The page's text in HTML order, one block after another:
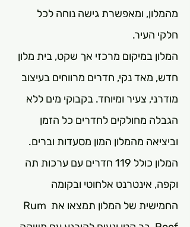
מהמלון, ומאפשרת גישה נוחה לכל
חלקי העיר.
המלון במיקום מרכזי אך שקט, בית מלון
חדש, מאד נקי, חדרים מרווחים בעיצוב
מודרני, צעיר ומיוחד. בקבוקי מים ללא
הגבלה מחולקים לחדרים כל הזמן
וביציאה מהמלון המון מסעדות וברים.
המלון כולל 119 חדרים עם ערכות תה
וקפה, אינטרנט אלחוטי ובקומה
החמישית של המלון תמצאו את Rum